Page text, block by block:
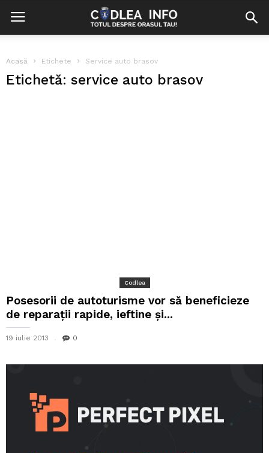
Acasă Etichete Service auto brasov
Etichetă: service auto brasov
Codlea
Posesorii de autoturisme vor să beneficieze
de reparații rapide, ieftine și...
19 iulie 2013 0